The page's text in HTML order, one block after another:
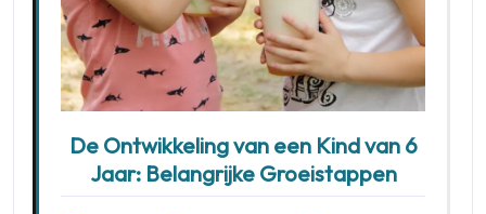
De Ontwikkeling van een Kind van 6
Jaar: Belangrijke Groeistappen